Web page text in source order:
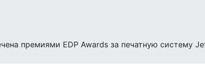
премиями EDP Awards за печатную систему